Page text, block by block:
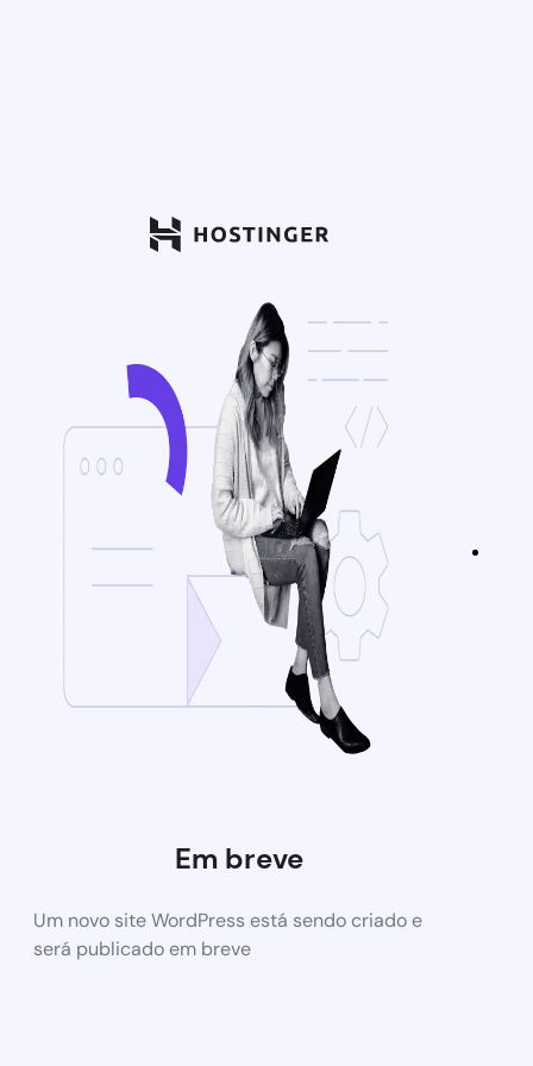
Em breve
Um novo site WordPress está sendo criado e
será publicado em breve